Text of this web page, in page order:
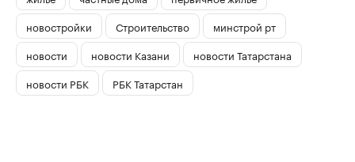
новостройки
Строительство
минстрой рт
новости
новости Казани
новости Татарстана
новости РБК
РБК Татарстан